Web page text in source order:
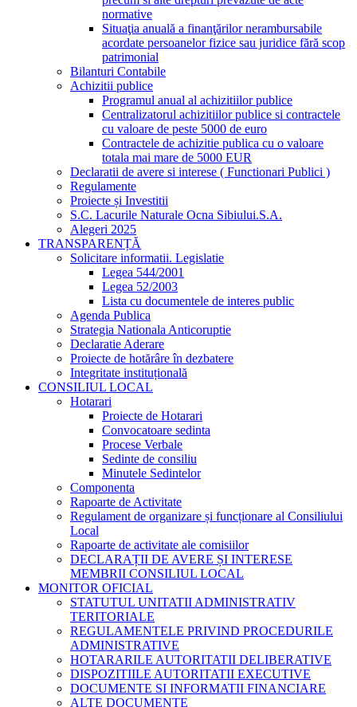
normative
Situaţia anuală a finanţărilor nerambursabile
acordate persoanelor fizice sau juridice fără scop
patrimonial
Bilanturi Contabile
Achizitii publice
Programul anual al achizitiilor publice
Centralizatorul achizitiilor publice si contractele
cu valoare de peste 5000 de euro
Contractele de achizitie publica cu o valoare
totala mai mare de 5000 EUR
Declaratii de avere si interese ( Functionari Publici )
Regulamente
Proiecte și Investitii
S.C. Lacurile Naturale Ocna Sibiului.S.A.
Alegeri 2025
TRANSPARENȚĂ
Solicitare informatii. Legislatie
Legea 544/2001
Legea 52/2003
Lista cu documentele de interes public
Agenda Publica
Strategia Nationala Anticoruptie
Declaratie Aderare
Proiecte de hotărâre în dezbatere
Integritate instituțională
CONSILIUL LOCAL
Hotarari
Proiecte de Hotarari
Convocatoare sedinta
Procese Verbale
Sedinte de consiliu
Minutele Sedintelor
Componenta
Rapoarte de Activitate
Regulament de organizare și funcționare al Consiliului
Local
Rapoarte de activitate ale comisiilor
DECLARAȚII DE AVERE ȘI INTERESE
MEMBRII CONSILIUL LOCAL
MONITOR OFICIAL
STATUTUL UNITATII ADMINISTRATIV
TERITORIALE
REGULAMENTELE PRIVIND PROCEDURILE
ADMINISTRATIVE
HOTARARILE AUTORITATII DELIBERATIVE
DISPOZITIILE AUTORITATII EXECUTIVE
DOCUMENTE SI INFORMATII FINANCIARE
ALTE DOCUMENTE